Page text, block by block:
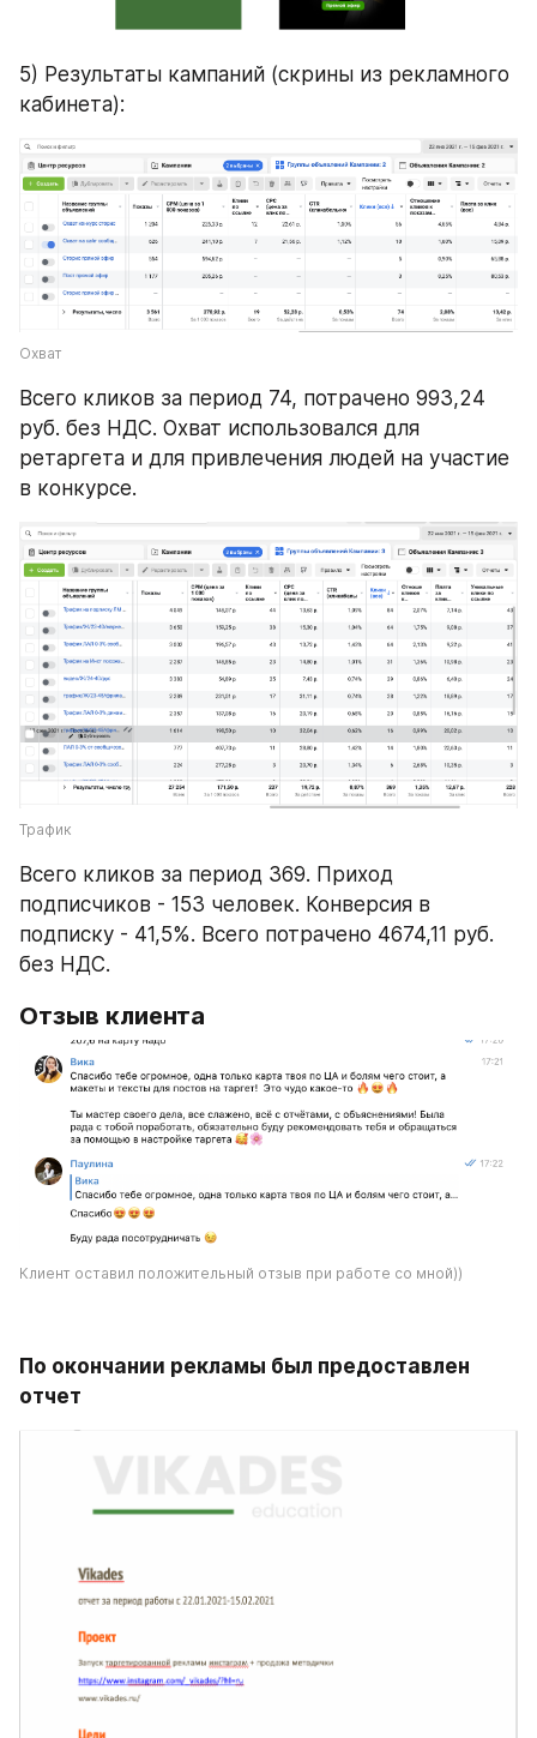
5) Результаты кампаний (скрины из рекламного
кабинета):
Охват
Всего кликов за период 74, потрачено 993,24
руб. без НДС. Охват использовался для
ретаргета и для привлечения людей на участие
в конкурсе.
Трафик
Всего кликов за период 369. Приход
подписчиков - 153 человек. Конверсия в
подписку - 41,5%. Всего потрачено 4674,11 руб.
без НДС.
Отзыв клиента
Клиент оставил положительный отзыв при работе со мной))
По окончании рекламы был предоставлен
отчет